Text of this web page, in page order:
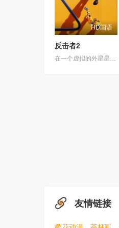
HD国语
反击者2
在一个虚拟的外星星球上，反击者是一个专业的商业机器人拳击运动员，他在不锈钢教练的培养下，击败了糖铁机器人，赢得了一次商业比赛
友情链接